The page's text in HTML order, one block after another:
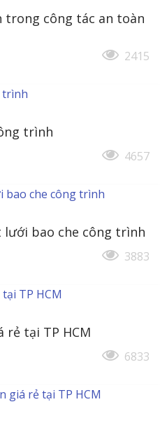
trong công tác an toàn
2415
trình
4657
bao che công trình
3883
rẻ tại TP HCM
6833